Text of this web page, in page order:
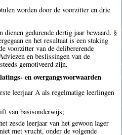
worden door de voorzitter en drie
dienen gedurende dertig jaar bewaard. §
en het resultaat is een staking
voorzitter van de delibererende
en beslissingen van de
gemotiveerd zijn.
en overgangsvoorwaarden
leerjaar A als regelmatige leerlingen
van basisonderwijs;
zesde leerjaar van het gewoon lager
met vrucht, onder de volgende